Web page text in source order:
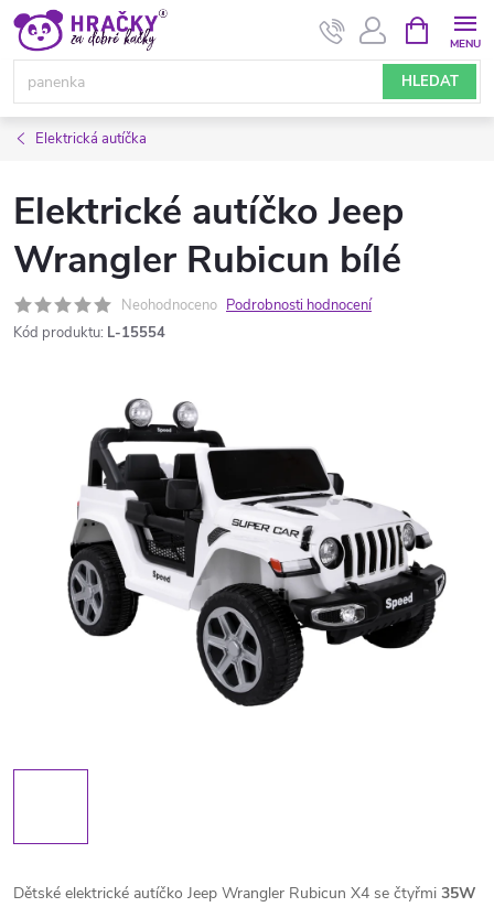
Přejít
obsah
HLEDAT
NÁKUPNÍ
KOŠÍK
Elektrická autíčka
Elektrické autíčko Jeep
Wrangler Rubicun bílé
Neohodnoceno Podrobnosti hodnocení
Kód produktu: L-15554
Dětské elektrické autíčko Jeep Wrangler Rubicun X4 se čtyřmi 35W